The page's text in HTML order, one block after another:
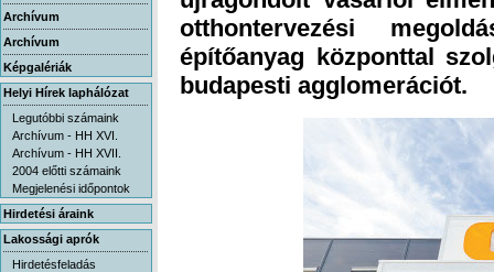
Archívum
Archívum
Képgalériák
Helyi Hírek laphálózat
Legutóbbi számaink
Archívum - HH XVI.
Archívum - HH XVII.
2004 előtti számaink
Megjelenési időpontok
Hirdetési áraink
Lakossági aprók
Hirdetésfeladás
budapesti agglomerációt.